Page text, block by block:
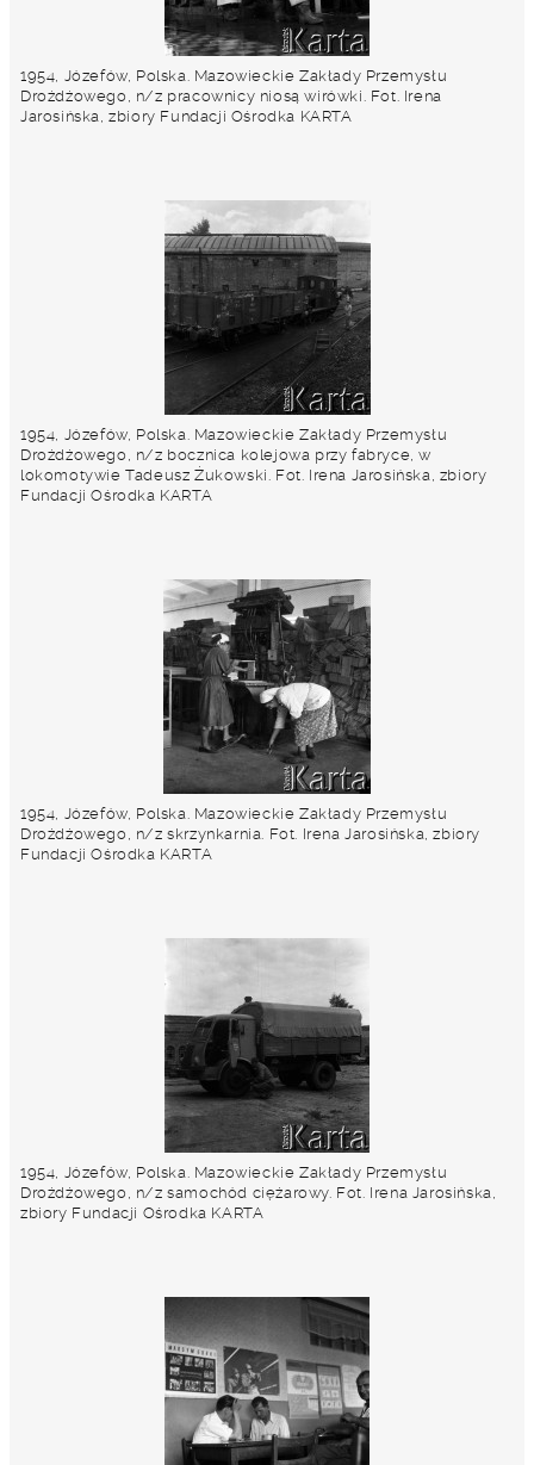
1954, Józefów, Polska. Mazowieckie Zakłady Przemysłu
Drożdżowego, n/z pracownicy niosą wirówki. Fot. Irena
Jarosińska, zbiory Fundacji Ośrodka KARTA
1954, Józefów, Polska. Mazowieckie Zakłady Przemysłu
Drożdżowego, n/z bocznica kolejowa przy fabryce, w
lokomotywie Tadeusz Żukowski. Fot. Irena Jarosińska, zbiory
Fundacji Ośrodka KARTA
1954, Józefów, Polska. Mazowieckie Zakłady Przemysłu
Drożdżowego, n/z skrzynkarnia. Fot. Irena Jarosińska, zbiory
Fundacji Ośrodka KARTA
1954, Józefów, Polska. Mazowieckie Zakłady Przemysłu
Drożdżowego, n/z samochód ciężarowy. Fot. Irena Jarosińska,
zbiory Fundacji Ośrodka KARTA